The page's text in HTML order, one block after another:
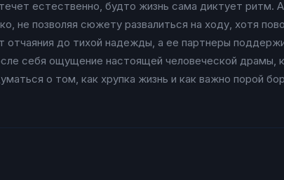
естественно, будто жизнь сама диктует ритм.
не позволяя сюжету развалиться на ходу, хотя
отчаяния до тихой надежды, а ее партнеры
себя ощущение настоящей человеческой драмы,
о том, как хрупка жизнь и как важно порой